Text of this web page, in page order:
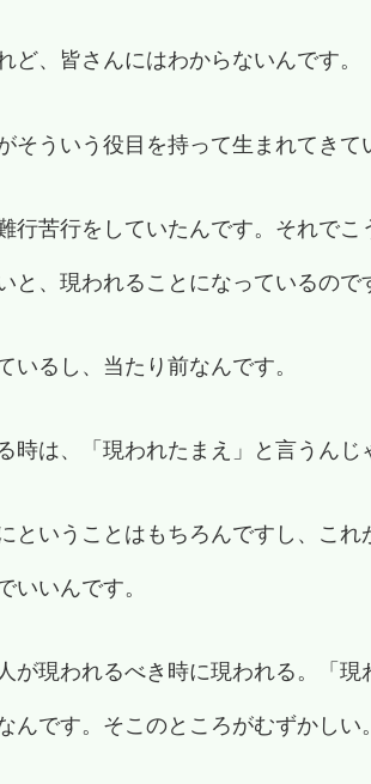
ど、皆さんにはわからないんです。
そういう役目を持って生まれてきて
行苦行をしていたんです。それでこ
と、現われることになっているので
いるし、当たり前なんです。
時は、「現われたまえ」と言うんじ
ということはもちろんですし、こ
いいんです。
が現われるべき時に現われる。「
んです。そこのところがむずかしい。